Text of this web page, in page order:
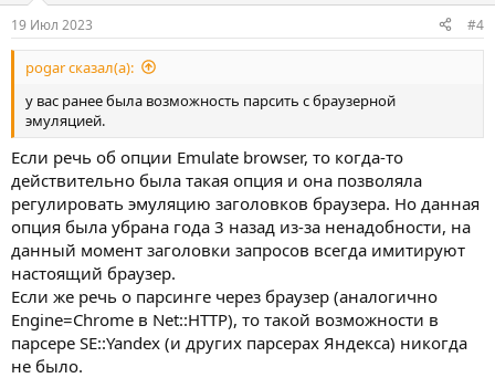
19 Июл 2023 #4
pogar сказал(а):
у вас ранее была возможность парсить с браузерной
эмуляцией.
Если речь об опции Emulate browser, то когда-то
действительно была такая опция и она позволяла
регулировать эмуляцию заголовков браузера. Но данная
опция была убрана года 3 назад из-за ненадобности, на
данный момент заголовки запросов всегда имитируют
настоящий браузер.
Если же речь о парсинге через браузер (аналогично
Engine=Chrome в Net::HTTP), то такой возможности в
парсере SE::Yandex (и других парсерах Яндекса) никогда
не было.